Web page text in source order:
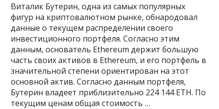
Виталик Бутерин, одна из самых популярных
фигур на криптовалютном рынке, обнародовал
данные о текущем распределении своего
инвестиционного портфеля. Согласно этим
данным, основатель Ethereum держит большую
часть своих активов в Ethereum, и его портфель в
значительной степени ориентирован на этот
основной актив. Согласно данным портфеля,
Бутерин владеет приблизительно 224 144 ETH. По
текущим ценам общая стоимость …